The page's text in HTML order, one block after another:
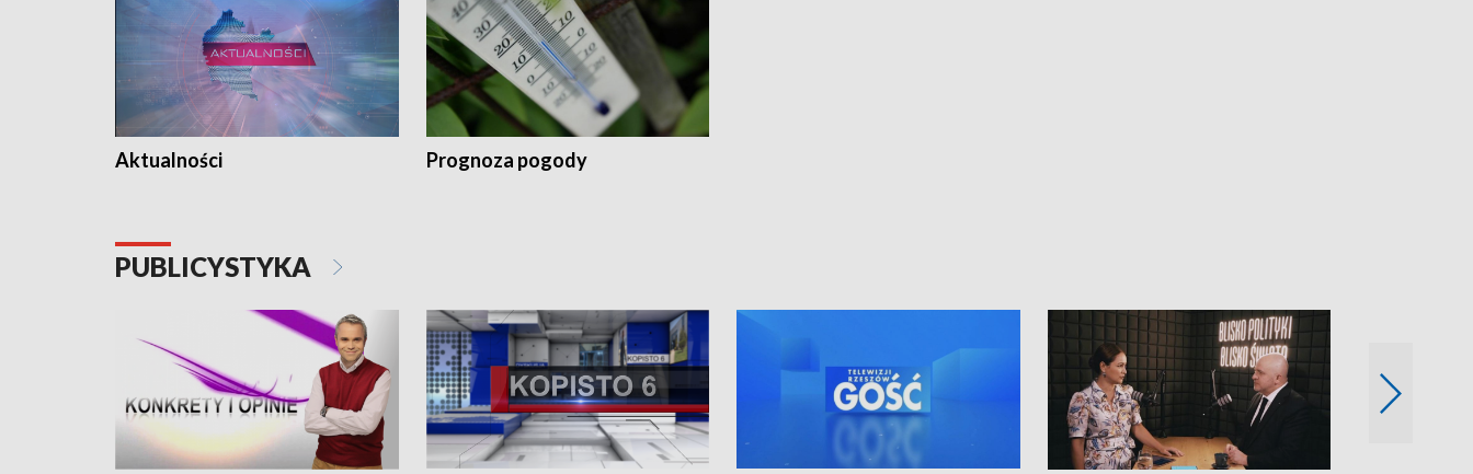
Aktualności Prognoza pogody
PUBLICYSTYKA